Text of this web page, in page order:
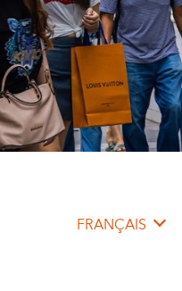
FRANÇAIS